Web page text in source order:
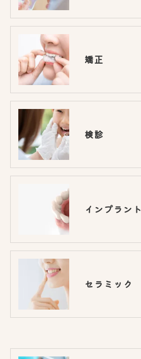
矯正
検診
インプラント
セラミック